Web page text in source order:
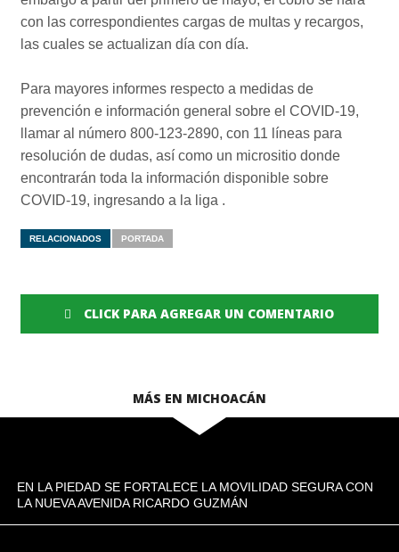
con las correspondientes cargas de multas y recargos,
las cuales se actualizan día con día.
Para mayores informes respecto a medidas de
prevención e información general sobre el COVID-19,
llamar al número 800-123-2890, con 11 líneas para
resolución de dudas, así como un micrositio donde
encontrarán toda la información disponible sobre
COVID-19, ingresando a la liga .
RELACIONADOS PORTADA
CLICK PARA AGREGAR UN COMENTARIO
MÁS EN MICHOACÁN
EN LA PIEDAD SE FORTALECE LA MOVILIDAD SEGURA CON
LA NUEVA AVENIDA RICARDO GUZMÁN